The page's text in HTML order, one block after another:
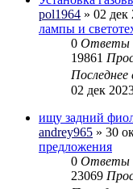
pol1964 » 02
лампы и
0 Ответы
19861
Последнее
02 дек
ищу задний
andrey965 » 30
предложения
0 Ответы
23069